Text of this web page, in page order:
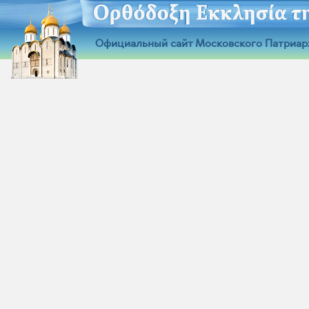
Официальный сайт Московского